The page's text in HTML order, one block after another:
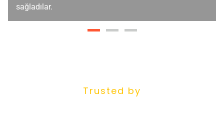
sağladılar.
Trusted by